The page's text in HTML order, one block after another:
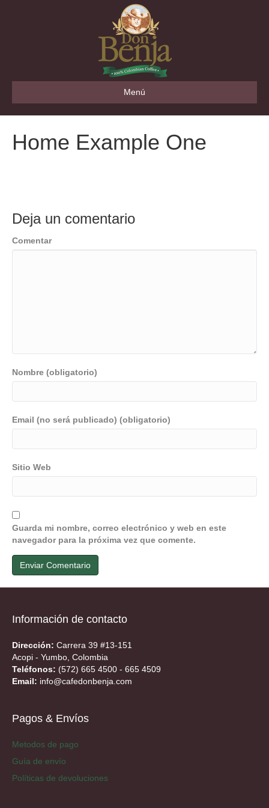
Menú
Home Example One
Deja un comentario
Comentar
Nombre (obligatorio)
Email (no será publicado) (obligatorio)
Sitio Web
Guarda mi nombre, correo electrónico y web en este
navegador para la próxima vez que comente.
Información de contacto
Dirección: Carrera 39 #13-151
Acopi - Yumbo, Colombia
Teléfonos: (572) 665 4500 - 665 4509
Email: info@cafedonbenja.com
Pagos & Envíos
Metodos de pago
Guía de envío
Políticas de devoluciones